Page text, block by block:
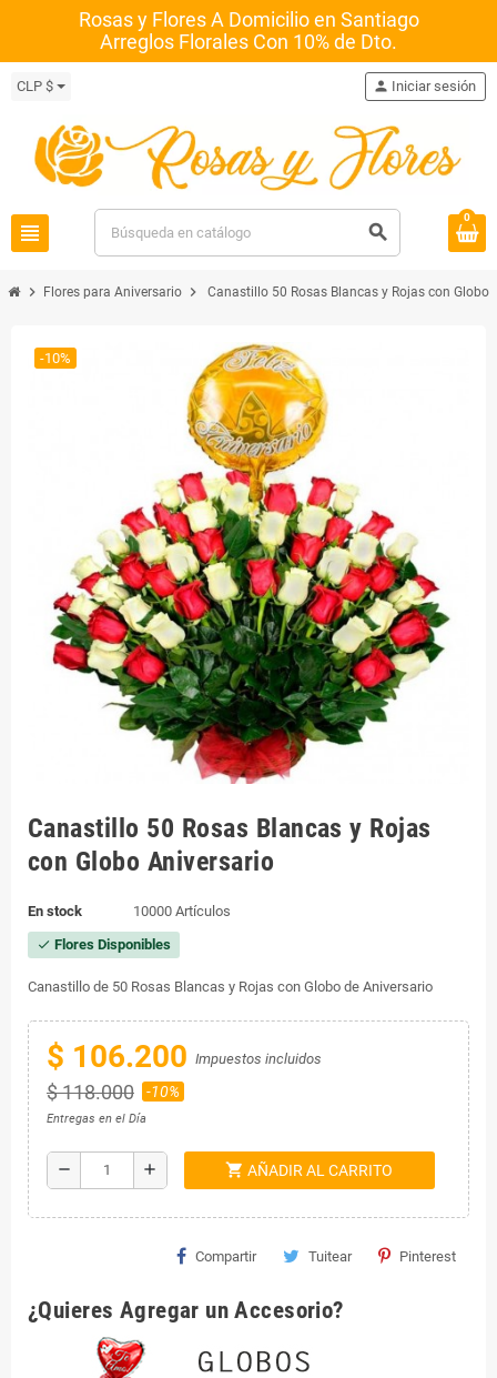
Rosas y Flores A Domicilio en Santiago
Arreglos Florales Con 10% de Dto.
CLP $
view_headline search
person Iniciar sesión
0
chevron_right Flores para Aniversario chevron_right Canastillo 50 Rosas Blancas y Rojas con Globo
-10%
Canastillo 50 Rosas Blancas y Rojas
con Globo Aniversario
En stock 10000 Artículos
check Flores Disponibles
Canastillo de 50 Rosas Blancas y Rojas con Globo de Aniversario
$ 106.200 Impuestos incluidos
$ 118.000 -10%
Entregas en el Día
remove add shopping_cart AÑADIR AL CARRITO
Compartir Tuitear Pinterest
¿Quieres Agregar un Accesorio?